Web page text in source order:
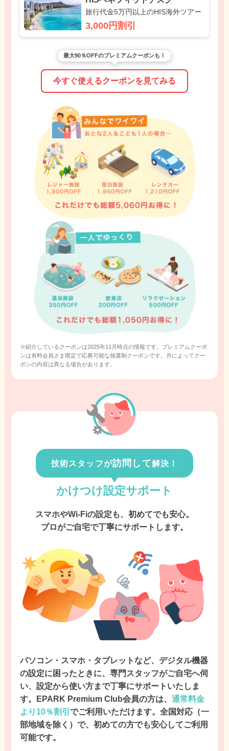
旅行代金5万円以上のHIS海外ツアー
3,000円割引
最大90％OFFのプレミアムクーポンも！
今すぐ使えるクーポンを見てみる
※紹介しているクーポンは2025年11月時点の情報です。プレミアムクーポ
ンは有料会員さま限定で応募可能な抽選制クーポンです。月によってクー
ポンの内容は異なる場合があります。
技術スタッフが訪問して解決！
かけつけ設定サポート
スマホやWi-Fiの設定も、初めてでも安心。
プロがご自宅で丁寧にサポートします。
パソコン・スマホ・タブレットなど、デジタル機器
の設定に困ったときに、専門スタッフがご自宅へ伺
い、設定から使い方まで丁寧にサポートいたしま
す。EPARK Premium Club会員の方は、 通常料金
より10％割引 でご利用いただけます。全国対応（一
部地域を除く）で、初めての方でも安心してご利用
可能です。